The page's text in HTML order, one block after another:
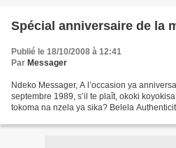
Spécial anniversaire de la
Publié le 18/10/2008 à 12:41
Par Messager
Ndeko Messager, A l’occasion ya
septembre 1989, s’il te plaît, okoki
tokoma na nzela ya sika? Belela